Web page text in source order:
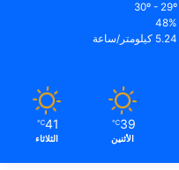
30º - 29º
48%
5.24 كيلومتر/ساعة
39
℃
الأثنين
41
℃
الثلاثاء